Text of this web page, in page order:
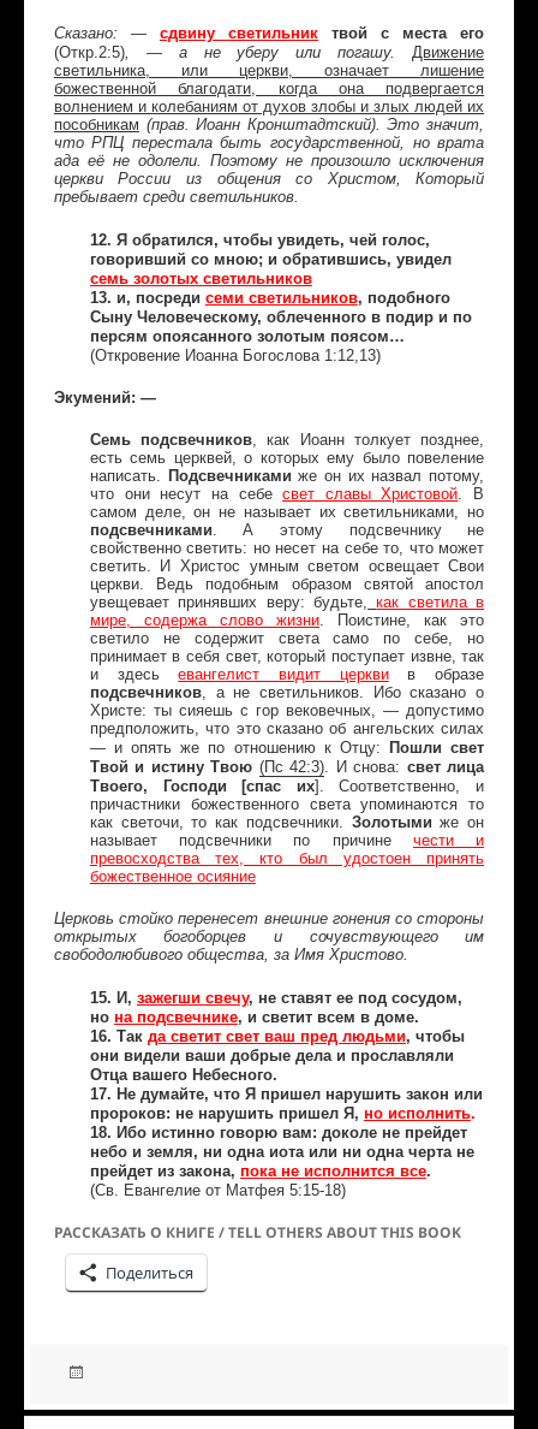
Сказано: — сдвину светильниктвой с места его
(Откр.2:5), — а не уберу или погашу. Движение
светильника, или церкви, означает лишение
божественной благодати, когда она подвергается
волнением и колебаниям от духов злобы и злых людей их
пособникам (прав. Иоанн Кронштадтский). Это значит,
что РПЦ перестала быть государственной, но врата
ада её не одолели. Поэтому не произошло исключения
церкви России из общения со Христом, Который
пребывает среди светильников.
12. Я обратился, чтобы увидеть, чей голос,
говоривший со мною; и обратившись, увидел
семь золотых светильников
13. и, посреди семи светильников, подобного
Сыну Человеческому, облеченного в подир и по
персям опоясанного золотым поясом…
(Откровение Иоанна Богослова 1:12,13)
Экумений: —
Семь подсвечников , как Иоанн толкует позднее,
есть семь церквей, о которых ему было повеление
написать.
Подсвечниками же он их назвал потому,
что они несут на себесвет славы Христовой . В
самом деле, он не называет их светильниками, но
подсвечниками . А этому подсвечнику не
свойственно светить: но несет на себе то, что может
светить. И Христос умным светом освещает Свои
церкви. Ведь подобным образом святой апостол
увещевает принявших веру: будьте,
как светила в
мире, содержа слово жизни . Поистине, как это
светило не содержит света само по себе, но
принимает в себя свет, который поступает извне, так
и здесьевангелист видит церквив образе
подсвечников, а не светильников. Ибо сказано о
Христе: ты сияешь с гор вековечных, — допустимо
предположить, что это сказано об ангельских силах
— и опять же по отношению к Отцу:
Пошли свет
Твой и истину Твою (Пс 42:3) . И снова: свет лица
Твоего, Господи [спас их]. Соответственно, и
причастники божественного света упоминаются то
как светочи, то как подсвечники. Золотыми же он
называет подсвечники по причине чести и
превосходства тех, кто был удостоен принять
божественное осияние
Церковь стойко перенесет внешние гонения со стороны
открытых богоборцев и сочувствующего им
свободолюбивого общества, за Имя Христово.
15. И, зажегши свечу, не ставят ее под сосудом,
но на подсвечнике, и светит всем в доме.
16. Так да светит свет ваш пред людьми, чтобы
они видели ваши добрые дела и прославляли
Отца вашего Небесного.
17. Не думайте, что Я пришел нарушить закон или
пророков: не нарушить пришел Я, но исполнить.
18. Ибо истинно говорю вам: доколе не прейдет
небо и земля, ни одна иота или ни одна черта не
прейдет из закона, пока не исполнится все.
(Св. Евангелие от Матфея 5:15-18)
РАССКАЗАТЬ О КНИГЕ / TELL OTHERS ABOUT THIS BOOK
Поделиться